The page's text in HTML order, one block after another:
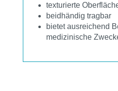
texturierte
beidhändig tragbar
bietet ausreichend
medizinische